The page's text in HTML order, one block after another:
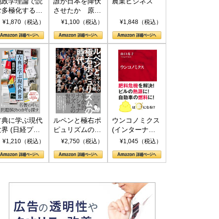
多極化する世
トランプと
¥1,870（税込）
させたか 原爆
投下、ソ連参
(PHP新書)
¥1,100（税込） ¥1,848（税込）
典に学ぶ現代
界 (日経プレ
アシリーズ)
¥1,210（税込）
ルペンと極右ポ
ピュリズムの時
代：〈ヤヌス〉
¥2,750（税込）
ウンコノミクス
(インターナシ
ョナル新書)
¥1,045（税込）